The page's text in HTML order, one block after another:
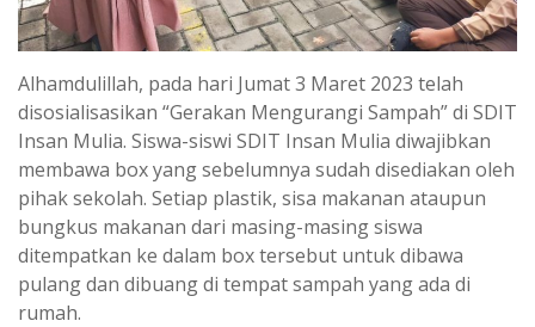
Alhamdulillah, pada hari Jumat 3 Maret 2023 telah
disosialisasikan “Gerakan Mengurangi Sampah” di SDIT
Insan Mulia. Siswa-siswi SDIT Insan Mulia diwajibkan
membawa box yang sebelumnya sudah disediakan oleh
pihak sekolah. Setiap plastik, sisa makanan ataupun
bungkus makanan dari masing-masing siswa
ditempatkan ke dalam box tersebut untuk dibawa
pulang dan dibuang di tempat sampah yang ada di
rumah.